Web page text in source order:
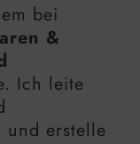
bei
&
Ich leite
und erstelle